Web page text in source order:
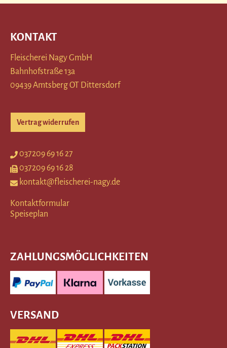
KONTAKT
Fleischerei Nagy GmbH
Bahnhofstraße 13a
09439 Amtsberg OT Dittersdorf
Vertrag widerrufen
037209 69 16 27
037209 69 16 28
kontakt@fleischerei-nagy.de
Kontaktformular
Speiseplan
ZAHLUNGSMÖGLICHKEITEN
VERSAND